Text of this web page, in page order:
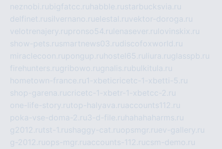
neznobi.rubigfatcc.ru habble.rustarbucksvia.ru
delfinet.rusilvernano.ruelestal.ruvektor-doroga.ru
velotrenajery.rupronso54.ru lenasever.ru lovinskix.ru
show-pets.rusmartnews03.rudiscofoxworld.ru
miraclecoon.rupongup.ru hostel65.ru liura.ruglasspb.ru
firehunters.rugribowo.rugnalis.rubulkitula.ru
hometown-france.ru1-xbeticricetc-1-xbetti-5.ru
shop-garena.rucricetc-1-xbetr-1-xbetcc-2.ru
one-life-story.rutop-halyava.ruaccounts112.ru
poka-vse-doma-2.ru3-d-file.ru hahahaharms.ru
g2012.rutst-1.rushaggy-cat.ruopsmgr.ruev-gallery.ru
g-2012.ruops-mgr.ruaccounts-112.rucsm-demo.ru